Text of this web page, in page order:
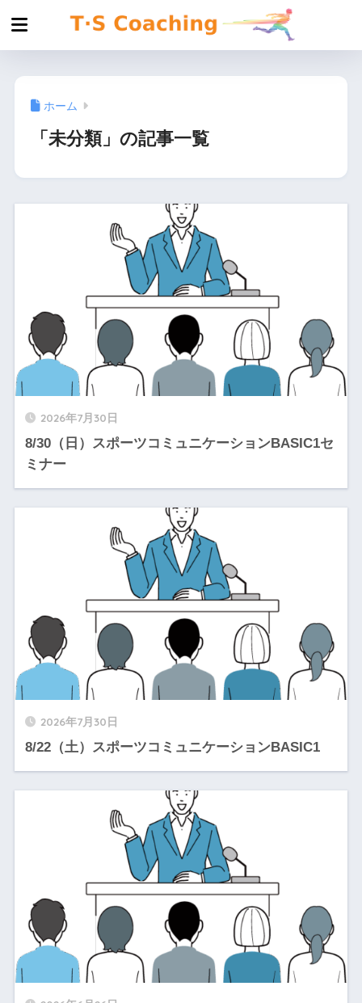
ホーム
「未分類」の記事一覧
2026年7月30日
8/30（日）スポーツコミュニケーションBASIC1セ
ミナー
2026年7月30日
8/22（土）スポーツコミュニケーションBASIC1